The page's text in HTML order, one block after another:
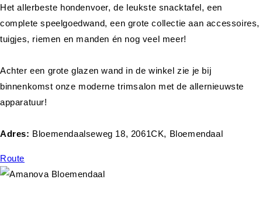
Het allerbeste hondenvoer, de leukste snacktafel, een
complete speelgoedwand, een grote collectie aan accessoires,
tuigjes, riemen en manden én nog veel meer!
Achter een grote glazen wand in de winkel zie je bij
binnenkomst onze moderne trimsalon met de allernieuwste
apparatuur!
Adres: Bloemendaalseweg 18, 2061CK, Bloemendaal
Route